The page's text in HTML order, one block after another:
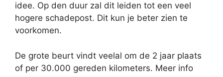
idee. Op den duur zal dit leiden tot een veel
hogere schadepost. Dit kun je beter zien te
voorkomen.
De grote beurt vindt veelal om de 2 jaar plaats
of per 30.000 gereden kilometers. Meer info